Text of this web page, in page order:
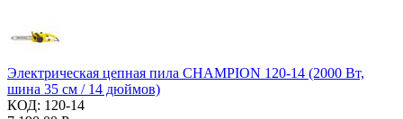
Электрическая цепная пила CHAMPION 120-14 (2000 Вт,
шина 35 см / 14 дюймов)
КОД: 120-14